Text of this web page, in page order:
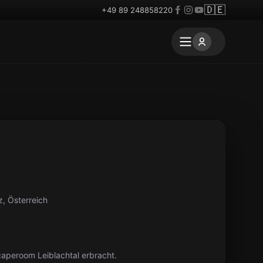
+49 89 248858220 🇩🇪
Österreich
Leiblachtal erbracht.